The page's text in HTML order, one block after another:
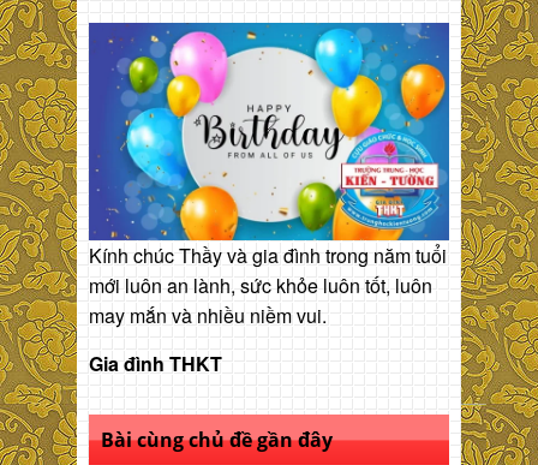
Kính chúc Thầy và gia đình trong năm tuổi
mới luôn an lành, sức khỏe luôn tốt, luôn
may mắn và nhiều niềm vui.
Gia đình THKT
Bài cùng chủ đề gần đây